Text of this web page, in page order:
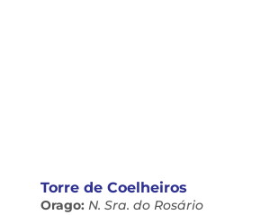
Torre de Coelheiros
Orago: N. Sra. do Rosário